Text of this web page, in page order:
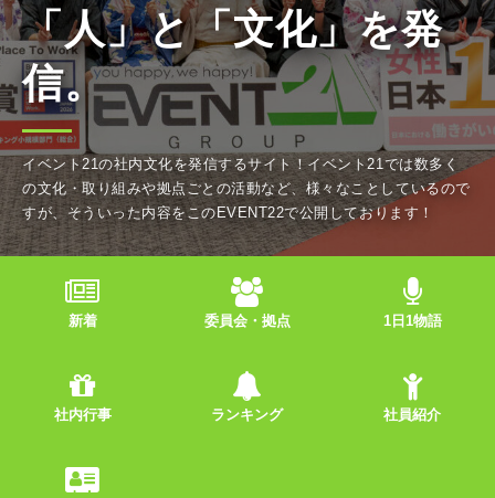
イベント21の社内文化を発信するサイト！イベント21では数多く
の文化・取り組みや拠点ごとの活動など、様々なことしているので
すが、そういった内容をこのEVENT22で公開しております！
新着 委員会・拠点 1日1物語
社内行事 ランキング 社員紹介